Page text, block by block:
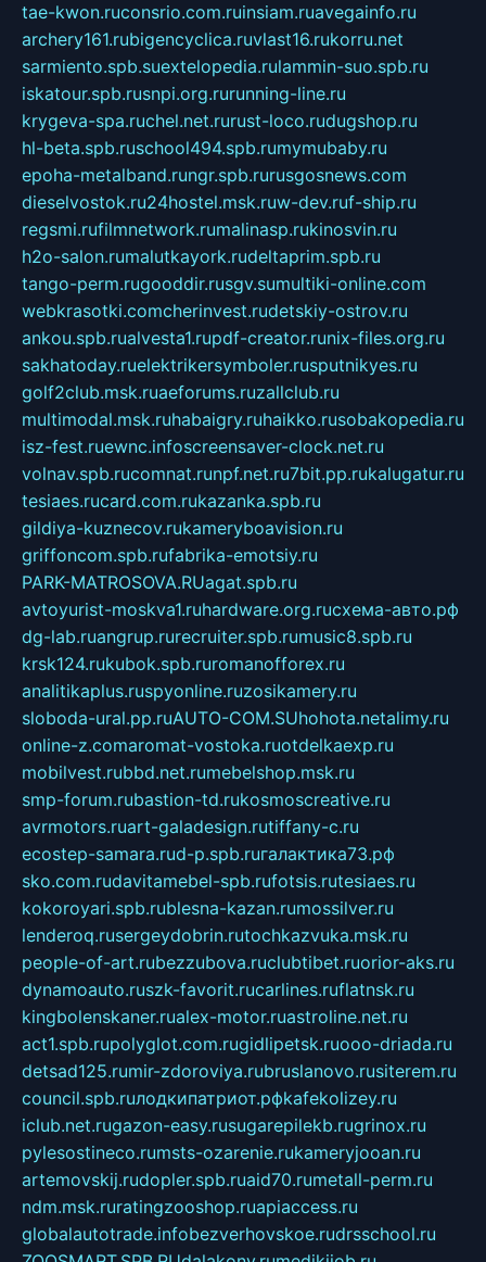
tae-kwon.ruconsrio.com.ruinsiam.ruavegainfo.ru
archery161.rubigencyclica.ruvlast16.rukorru.net
sarmiento.spb.suextelopedia.rulammin-suo.spb.ru
iskatour.spb.rusnpi.org.rurunning-line.ru
krygeva-spa.ruchel.net.rurust-loco.rudugshop.ru
hl-beta.spb.ruschool494.spb.rumymubaby.ru
epoha-metalband.rungr.spb.rurusgosnews.com
dieselvostok.ru24hostel.msk.ruw-dev.ruf-ship.ru
regsmi.rufilmnetwork.rumalinasp.rukinosvin.ru
h2o-salon.rumalutkayork.rudeltaprim.spb.ru
tango-perm.rugooddir.rusgv.sumultiki-online.com
webkrasotki.comcherinvest.rudetskiy-ostrov.ru
ankou.spb.rualvesta1.rupdf-creator.runix-files.org.ru
sakhatoday.ruelektrikersymboler.rusputnikyes.ru
golf2club.msk.ruaeforums.ruzallclub.ru
multimodal.msk.ruhabaigry.ruhaikko.rusobakopedia.ru
isz-fest.ruewnc.infoscreensaver-clock.net.ru
volnav.spb.rucomnat.runpf.net.ru7bit.pp.rukalugatur.ru
tesiaes.rucard.com.rukazanka.spb.ru
gildiya-kuznecov.rukameryboavision.ru
griffoncom.spb.rufabrika-emotsiy.ru
PARK-MATROSOVA.RUagat.spb.ru
avtoyurist-moskva1.ruhardware.org.ruсхема-авто.рф
dg-lab.ruangrup.rurecruiter.spb.rumusic8.spb.ru
krsk124.rukubok.spb.ruromanofforex.ru
analitikaplus.ruspyonline.ruzosikamery.ru
sloboda-ural.pp.ruAUTO-COM.SUhohota.netalimy.ru
online-z.comaromat-vostoka.ruotdelkaexp.ru
mobilvest.rubbd.net.rumebelshop.msk.ru
smp-forum.rubastion-td.rukosmoscreative.ru
avrmotors.ruart-galadesign.rutiffany-c.ru
ecostep-samara.rud-p.spb.ruгалактика73.рф
sko.com.rudavitamebel-spb.rufotsis.rutesiaes.ru
kokoroyari.spb.rublesna-kazan.rumossilver.ru
lenderoq.rusergeydobrin.rutochkazvuka.msk.ru
people-of-art.rubezzubova.ruclubtibet.ruorior-aks.ru
dynamoauto.ruszk-favorit.rucarlines.ruflatnsk.ru
kingbolenskaner.rualex-motor.ruastroline.net.ru
act1.spb.rupolyglot.com.rugidlipetsk.ruooo-driada.ru
detsad125.rumir-zdoroviya.rubruslanovo.rusiterem.ru
council.spb.ruлодкипатриот.рфkafekolizey.ru
iclub.net.rugazon-easy.rusugarepilekb.rugrinox.ru
pylesostineco.rumsts-ozarenie.rukameryjooan.ru
artemovskij.rudopler.spb.ruaid70.rumetall-perm.ru
ndm.msk.ruratingzooshop.ruapiaccess.ru
globalautotrade.infobezverhovskoe.rudrsschool.ru